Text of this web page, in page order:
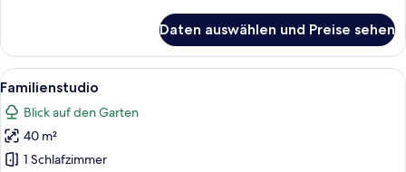
Family
Suite
Daten auswählen und Preise sehen
Alle
Fotos
für
Familienstudio
anzeigen
Ein Hotelzimmer mit zwei Betten,
4
Familienstudio
Blick auf den Garten
40 m²
1 Schlafzimmer